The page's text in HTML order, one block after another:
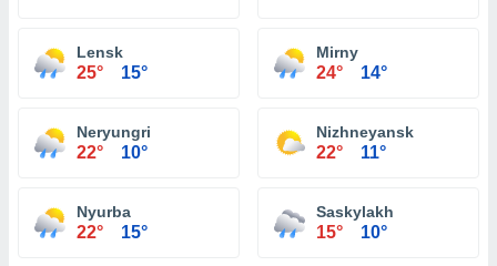
Lensk
25° 15°
Mirny
24° 14°
Neryungri
22° 10°
Nizhneyansk
22° 11°
Nyurba
22° 15°
Saskylakh
15° 10°